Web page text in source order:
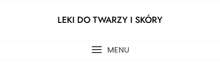
LEKI DO TWARZY I SKÓRY
MENU